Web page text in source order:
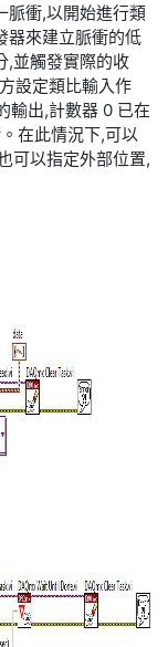
脈衝,以開始進行類
器來建立脈衝的低
,並觸發實際的收
設定類比輸入作
輸出,計數器 0 已在
在此情況下,可以
可以指定外部位置,